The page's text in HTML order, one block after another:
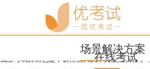
在线考试
场景解决方案
线上考试作弊漏洞
2021年3月10日 星期三 09:05 阅读
线上考试目前也是争议性很大的，其焦点就在于